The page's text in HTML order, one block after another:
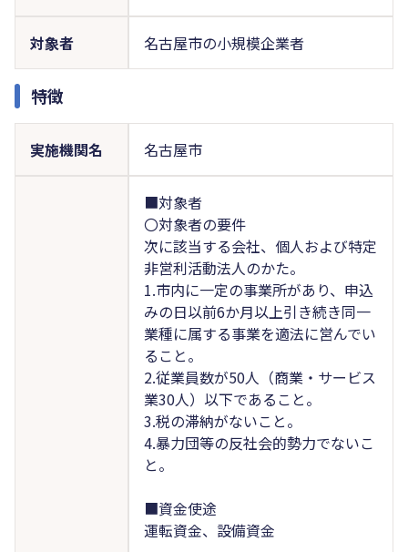
対象者 名古屋市の小規模企業者
特徴
実施機関名 名古屋市
■対象者
〇対象者の要件
次に該当する会社、個人および特定
非営利活動法人のかた。
1.市内に一定の事業所があり、申込
みの日以前6か月以上引き続き同一
業種に属する事業を適法に営んでい
ること。
2.従業員数が50人（商業・サービス
業30人）以下であること。
3.税の滞納がないこと。
4.暴力団等の反社会的勢力でないこ
と。
■資金使途
運転資金、設備資金